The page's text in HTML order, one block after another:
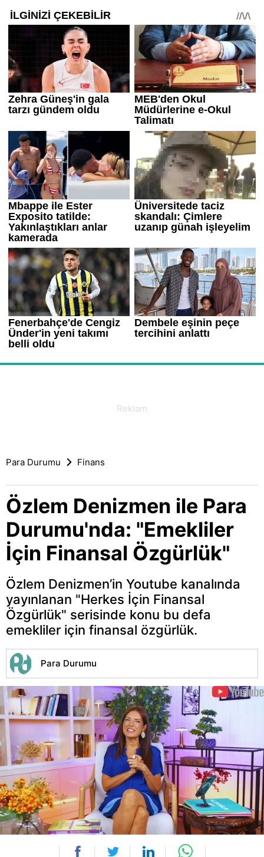
Para Durumu Finans
Özlem Denizmen ile Para
Durumu'nda: "Emekliler
İçin Finansal Özgürlük"
Özlem Denizmen’in Youtube kanalında
yayınlanan "Herkes İçin Finansal
Özgürlük" serisinde konu bu defa
emekliler için finansal özgürlük.
Para Durumu